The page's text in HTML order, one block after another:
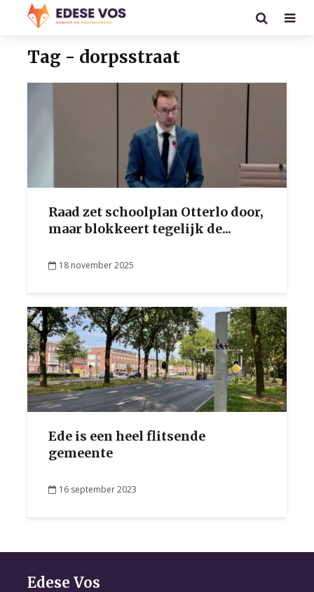
Tag - dorpsstraat
Raad zet schoolplan Otterlo door,
maar blokkeert tegelijk de...
18 november 2025
Ede is een heel flitsende
gemeente
16 september 2023
Edese Vos